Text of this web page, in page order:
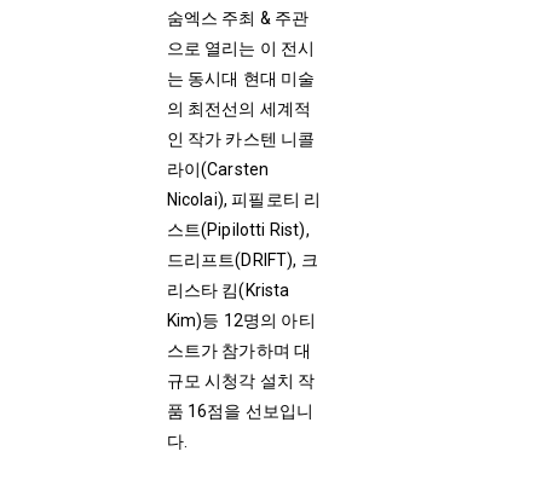
숨엑스 주최 & 주관
으로 열리는 이 전시
는 동시대 현대 미술
의 최전선의 세계적
인 작가 카스텐 니콜
라이(Carsten
Nicolai), 피필로티 리
스트(Pipilotti Rist),
드리프트(DRIFT), 크
리스타 킴(Krista
Kim)등 12명의 아티
스트가 참가하며 대
규모 시청각 설치 작
품 16점을 선보입니
다.